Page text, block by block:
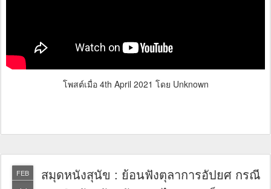
โพสต์เมื่อ 4th April 2021 โดย Unknown
FEB
สมุดหนังสุนัข : ย้อนฟังตุลาการอัปยศ กรณี